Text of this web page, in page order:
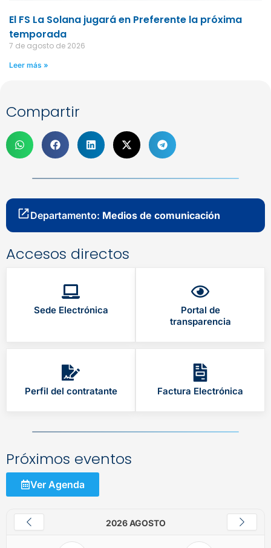
El FS La Solana jugará en Preferente la próxima
temporada
7 de agosto de 2026
Leer más »
Compartir
Departamento: Medios de comunicación
Accesos directos
Sede Electrónica
Portal de
transparencia
Perfil del contratante Factura Electrónica
Próximos eventos
Ver Agenda
2026 AGOSTO